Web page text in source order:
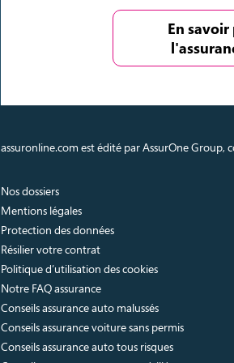
En
assuronline.com est édité par AssurOne Group,
Nos dossiers
Mentions légales
Protection des données
Résilier votre contrat
Politique d’utilisation des cookies
Notre FAQ assurance
Conseils assurance auto malussés
Conseils assurance voiture sans permis
Conseils assurance auto tous risques